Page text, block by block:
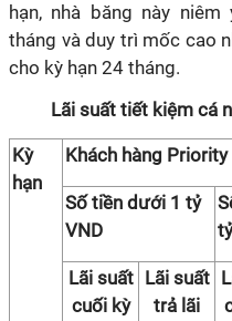
hạn, nhà băng này
tháng và duy trì mốc cao
cho kỳ hạn 24 tháng.
Lãi suất tiết kiệm cá
Kỳ
hạn
Khách hàng Priority
Số tiền dưới 1 tỷ
VND
Lãi suất
cuối kỳ
Lãi suất
trả lãi